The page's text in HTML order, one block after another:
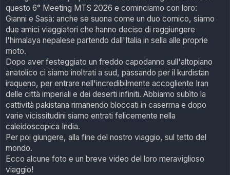
a
g
g
i
o
questo 6° Meeting MTS 2026 e cominciamo con loro:
Gianni e Sasà: anche se suona come un duo comico, siamo
due amici viaggiatori che hanno deciso di raggiungere
l'himalaya nepalese partendo dall'Italia in sella alle proprie
moto.
Dopo aver festeggiato un freddo capodanno sull'altopiano
anatolico ci siamo inoltrati a sud, passando per il kurdistan
iraqueno, per entrare nell'incredibilmente accogliente Iran
delle città imperiali e dei deserti infiniti. Abbiamo subìto la
cattività pakistana rimanendo bloccati in caserma e dopo
varie vicissitudini siamo entrati felicemente nella
caleidoscopica India.
Per poi giungere, alla fine del nostro viaggio, sul tetto del
mondo.
Ecco alcune foto e un breve video del loro meraviglioso
viaggio!